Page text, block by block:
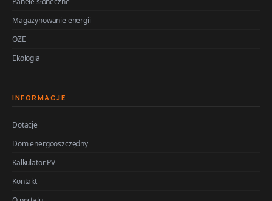
Magazynowanie energii
OZE
Ekologia
INFORMACJE
Dotacje
Dom energooszczędny
Kalkulator PV
Kontakt